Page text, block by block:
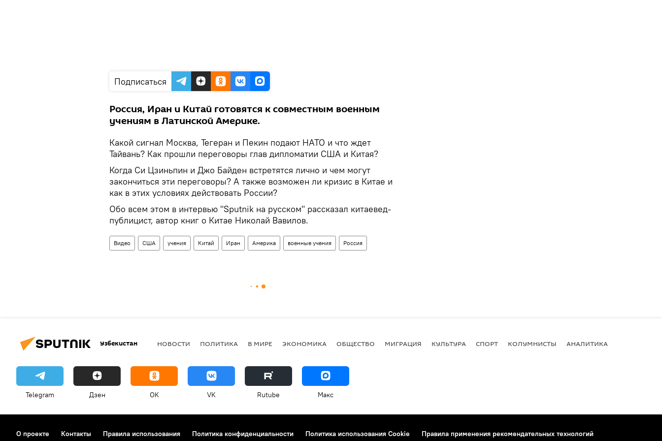
Подписаться
Россия, Иран и Китай готовятся к совместным военным
учениям в Латинской Америке.
Какой сигнал Москва, Тегеран и Пекин подают НАТО и что ждет
Тайвань? Как прошли переговоры глав дипломатии США и Китая?
Когда Си Цзиньпин и Джо Байден встретятся лично и чем могут
закончиться эти переговоры? А также возможен ли кризис в Китае и
как в этих условиях действовать России?
Обо всем этом в интервью "Sputnik на русском" рассказал китаевед-
публицист, автор книг о Китае Николай Вавилов.
Видео США учения Китай Иран Америка военные учения Россия
Узбекистан НОВОСТИ ПОЛИТИКА В МИРЕ ЭКОНОМИКА ОБЩЕСТВО МИГРАЦИЯ КУЛЬТУРА СПОРТ КОЛУМНИСТЫ АНАЛИТИКА
Telegram Дзен OK VK Rutube Макс
О проекте Контакты Правила использования Политика конфиденциальности Политика использования Cookie Правила применения рекомендательных технологий